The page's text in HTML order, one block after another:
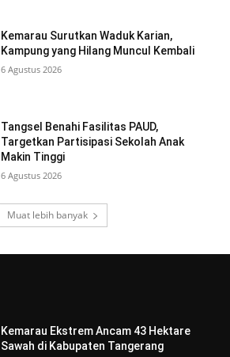
Kemarau Surutkan Waduk Karian,
Kampung yang Hilang Muncul Kembali
6 Agustus 2026
Tangsel Benahi Fasilitas PAUD,
Targetkan Partisipasi Sekolah Anak
Makin Tinggi
6 Agustus 2026
Muat lebih banyak
Kemarau Ekstrem Ancam 43 Hektare
Sawah di Kabupaten Tangerang